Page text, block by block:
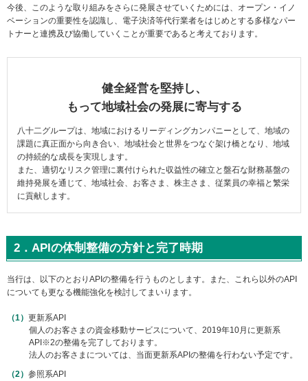
移
動
す
フ
報
に
今後、このような取り組みをさらに発展させていくためには、オープン・イノ
ベーションの重要性を認識し、電子決済等代行業者をはじめとする多様なパー
トナーと連携及び協働していくことが重要であると考えております。
健全経営を堅持し、
もって地域社会の発展に寄与する
八十二グループは、地域におけるリーディングカンパニーとして、地域の
課題に真正面から向き合い、地域社会と世界をつなぐ架け橋となり、地域
の持続的な成長を実現します。
また、適切なリスク管理に裏付けられた収益性の確立と盤石な財務基盤の
維持発展を通じて、地域社会、お客さま、株主さま、従業員の幸福と繁栄
に貢献します。
2．APIの体制整備の方針と完了時期
当行は、以下のとおりAPIの整備を行うものとします。また、これら以外のAPI
についても更なる機能強化を検討してまいります。
更新系API
個人のお客さまの資金移動サービスについて、2019年10月に更新系
API※2の整備を完了しております。
法人のお客さまについては、当面更新系APIの整備を行わない予定です。
参照系API